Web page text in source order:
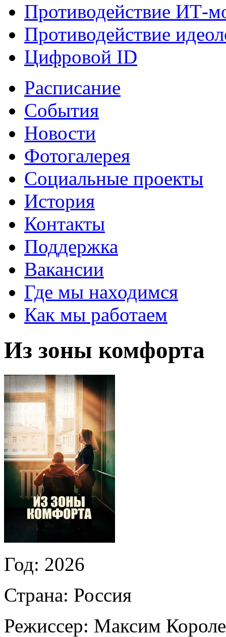
Противодействие ИТ-
Противодействие
Цифровой ID
Расписание
События
Новости
Фотогалерея
Социальные проекты
История
Контакты
Поддержка
Вакансии
Где мы находимся
Как мы работаем
Из зоны комфорта
Год: 2026
Страна: Россия
Режиссер: Максим